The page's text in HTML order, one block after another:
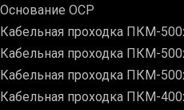
Основание ОСР
Кабельная проходка ПКМ-
Кабельная проходка ПКМ-
Кабельная проходка ПКМ-
Кабельная проходка ПКМ-